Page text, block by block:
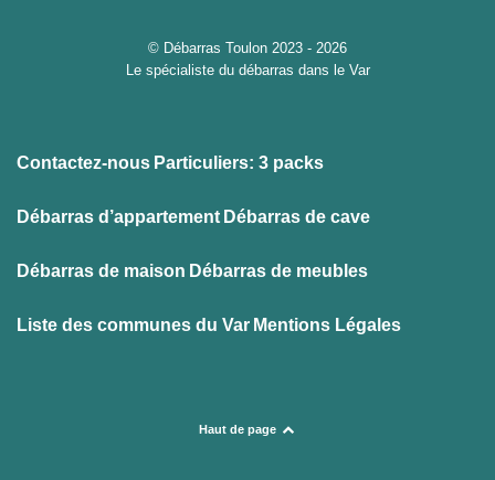
© Débarras Toulon 2023 - 2026
Le spécialiste du débarras dans le Var
Contactez-nous Particuliers: 3 packs
Débarras d’appartement Débarras de cave
Débarras de maison Débarras de meubles
Liste des communes du Var Mentions Légales
Haut de page